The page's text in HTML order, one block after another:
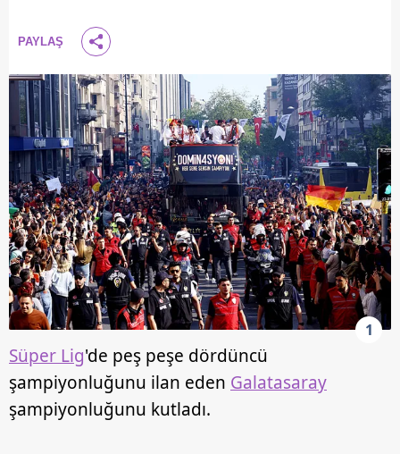
PAYLAŞ
1
Süper Lig'de peş peşe dördüncü
şampiyonluğunu ilan eden Galatasaray
şampiyonluğunu kutladı.